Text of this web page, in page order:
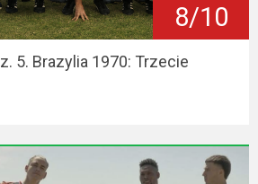
8/10
5. Brazylia 1970: Trzecie